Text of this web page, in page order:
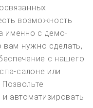
возможность
именно с демо-
вам нужно сделать,
с нашего
салоне или
автоматизировать